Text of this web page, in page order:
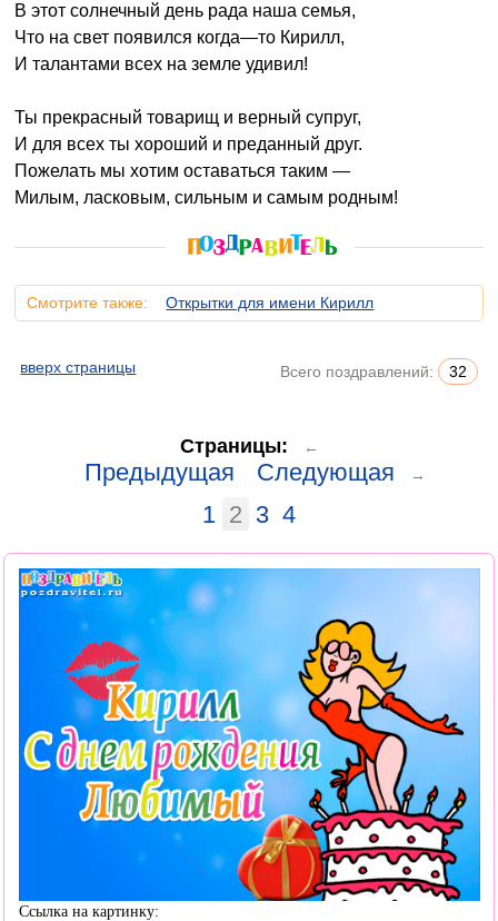
В этот солнечный день рада наша семья,
Что на свет появился когда—то Кирилл,
И талантами всех на земле удивил!
Ты прекрасный товарищ и верный супруг,
И для всех ты хороший и преданный друг.
Пожелать мы хотим оставаться таким —
Милым, ласковым, сильным и самым родным!
Смотрите также: Открытки для имени Кирилл
вверх страницы Всего поздравлений: 32
Страницы: ←
Предыдущая Следующая →
1 2 3 4
Ссылка на картинку: